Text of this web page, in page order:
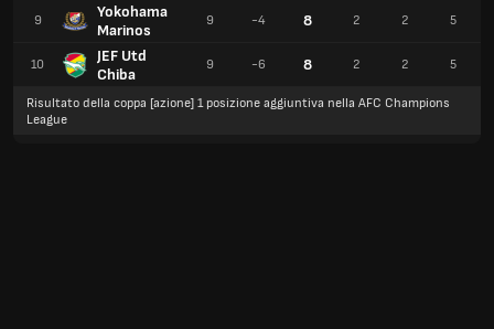
9
Yokohama
Marinos
10
JEF Utd
Chiba
9 -4 8 2 2 5
9 -6 8 2 2 5
Risultato della coppa [azione] 1 posizione aggiuntiva nella AFC Champions
League